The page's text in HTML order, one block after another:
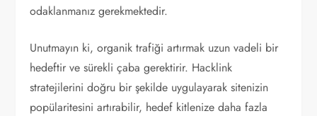
odaklanmanız gerekmektedir.
Unutmayın ki, organik trafiği artırmak uzun vadeli bir
hedeftir ve sürekli çaba gerektirir. Hacklink
stratejilerini doğru bir şekilde uygulayarak sitenizin
popülaritesini artırabilir, hedef kitlenize daha fazla